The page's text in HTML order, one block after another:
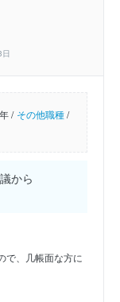
/ その他職種/
から
で、几帳面な方に